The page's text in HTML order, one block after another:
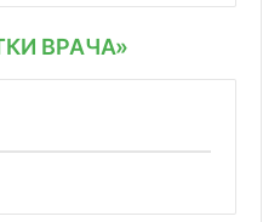
ВРАЧА»